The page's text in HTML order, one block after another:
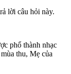
lời câu hỏi này.
phổ thành nhạc
thu, Mẹ của